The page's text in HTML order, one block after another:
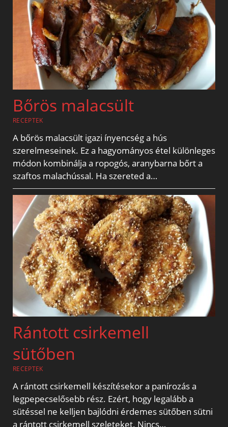
Bőrös malacsült
RECEPTEK
A bőrös malacsült igazi ínyencség a hús
szerelmeseinek. Ez a hagyományos étel különleges
módon kombinálja a ropogós, aranybarna bőrt a
szaftos malachússal. Ha szereted a…
Rántott csirkemell
sütőben
RECEPTEK
A rántott csirkemell készítésekor a panírozás a
legpepecselősebb rész. Ezért, hogy legalább a
sütéssel ne kelljen bajlódni érdemes sütőben sütni
a rántott csirkemell szeleteket. Nincs…